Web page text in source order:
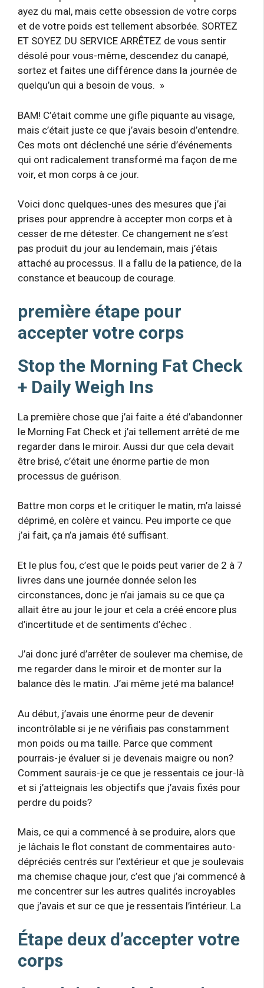
ayez du mal, mais cette obsession de votre corps
et de votre poids est tellement absorbée. SORTEZ
ET SOYEZ DU SERVICE ARRÊTEZ de vous sentir
désolé pour vous-même, descendez du canapé,
sortez et faites une différence dans la journée de
quelqu’un qui a besoin de vous. »
BAM! C’était comme une gifle piquante au visage,
mais c’était juste ce que j’avais besoin d’entendre.
Ces mots ont déclenché une série d’événements
qui ont radicalement transformé ma façon de me
voir, et mon corps à ce jour.
Voici donc quelques-unes des mesures que j’ai
prises pour apprendre à accepter mon corps et à
cesser de me détester. Ce changement ne s’est
pas produit du jour au lendemain, mais j’étais
attaché au processus. Il a fallu de la patience, de la
constance et beaucoup de courage.
première étape pour
accepter votre corps
Stop the Morning Fat Check
+ Daily Weigh Ins
La première chose que j’ai faite a été d’abandonner
le Morning Fat Check et j’ai tellement arrêté de me
regarder dans le miroir. Aussi dur que cela devait
être brisé, c’était une énorme partie de mon
processus de guérison.
Battre mon corps et le critiquer le matin, m’a laissé
déprimé, en colère et vaincu. Peu importe ce que
j’ai fait, ça n’a jamais été suffisant.
Et le plus fou, c’est que le poids peut varier de 2 à 7
livres dans une journée donnée selon les
circonstances, donc je n’ai jamais su ce que ça
allait être au jour le jour et cela a créé encore plus
d’incertitude et de sentiments d’échec .
J’ai donc juré d’arrêter de soulever ma chemise, de
me regarder dans le miroir et de monter sur la
balance dès le matin. J’ai même jeté ma balance!
Au début, j’avais une énorme peur de devenir
incontrôlable si je ne vérifiais pas constamment
mon poids ou ma taille. Parce que comment
pourrais-je évaluer si je devenais maigre ou non?
Comment saurais-je ce que je ressentais ce jour-là
et si j’atteignais les objectifs que j’avais fixés pour
perdre du poids?
Mais, ce qui a commencé à se produire, alors que
je lâchais le flot constant de commentaires auto-
dépréciés centrés sur l’extérieur et que je soulevais
ma chemise chaque jour, c’est que j’ai commencé à
me concentrer sur les autres qualités incroyables
que j’avais et sur ce que je ressentais l’intérieur. La
Étape deux d’accepter votre
corps